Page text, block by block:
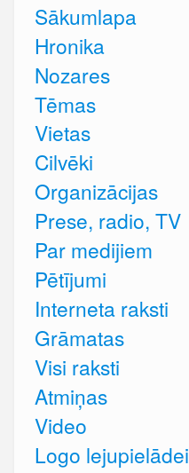
Sākumlapa
Hronika
Nozares
Tēmas
Vietas
Cilvēki
Organizācijas
Prese, radio, TV
Par medijiem
Pētījumi
Interneta raksti
Grāmatas
Visi raksti
Atmiņas
Video
Logo lejupielādei